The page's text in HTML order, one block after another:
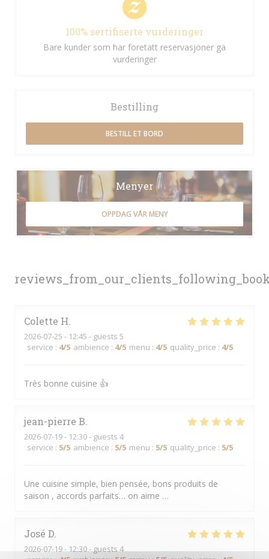
Colette H
2026-07-25 - 12:45 - guests 5
service : 4/5 ambience : 4/5 menu : 4/5 quality_price : 4/5
Très bonne cuisine 👍
jean-pierre B
2026-07-19- 12:30 - guests 4
service : 5/5 ambience : 5/5 menu : 5/5 quality_price : 5/5
Une cuisine simple, bien pensée, bons produits de
saison , accords parfaits… on aime …
José D
2026-07-19- 12:30 - guests 4
100% sertifiserte vurderinger
Bare kunder som har foretatt reservasjoner ga
vurderinger
Bestilling
BESTILL ET BORD
Menyer
OPPDAG VÅR MENY